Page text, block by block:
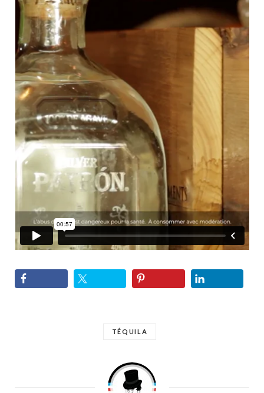
TÉQUILA